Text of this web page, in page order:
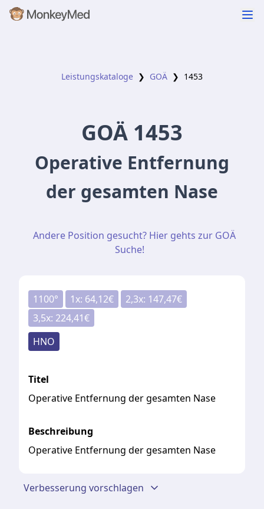
Leistungskataloge ❯ GOÄ ❯ 1453
GOÄ 1453
Operative Entfernung
der gesamten Nase
Andere Position gesucht? Hier gehts zur GOÄ
Suche!
1100° 1x: 64,12€ 2,3x: 147,47€
3,5x: 224,41€
HNO
Titel
Operative Entfernung der gesamten Nase
Beschreibung
Operative Entfernung der gesamten Nase
Verbesserung vorschlagen